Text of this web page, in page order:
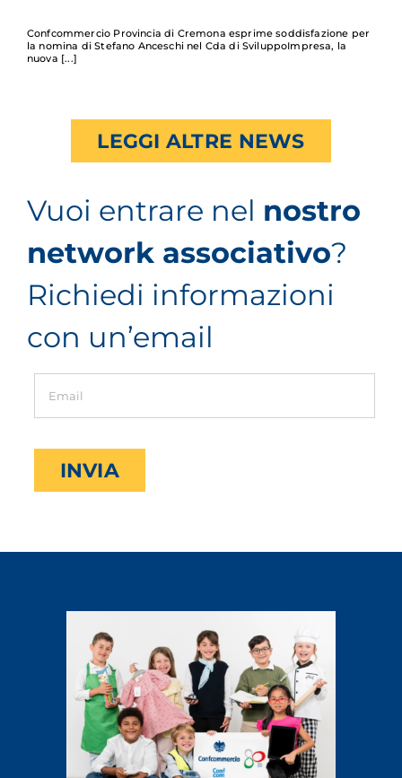
Confcommercio Provincia di Cremona esprime soddisfazione per
la nomina di Stefano Anceschi nel Cda di SviluppoImpresa, la
nuova
LEGGI ALTRE NEWS
Vuoi entrare nel nostro
network associativo?
Richiedi informazioni
con un’email